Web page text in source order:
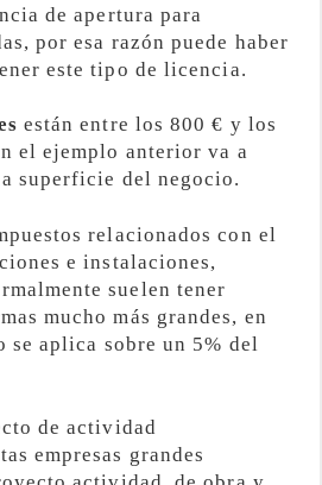
de apertura para
por esa razón puede haber
este tipo de licencia.
están entre los 800 € y los
el ejemplo anterior va a
superficie del negocio.
relacionados con el
e instalaciones,
suelen tener
mucho más grandes, en
se aplica sobre un 5% del
de actividad
empresas grandes